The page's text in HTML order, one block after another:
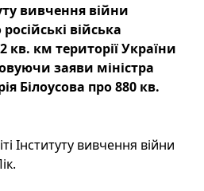
вивчення війни
війська
км території України
заяви міністра
Білоусова про 880 кв.
Інституту вивчення війни